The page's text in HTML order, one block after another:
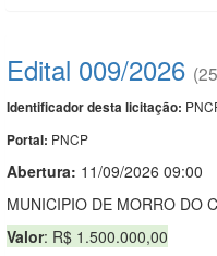
Edital 009/2026
Identificador desta licitação:
Portal: PNCP
Abertura: 11/09/2026 09:00
MUNICIPIO DE MORRO DO
Valor: R$ 1.500.000,00